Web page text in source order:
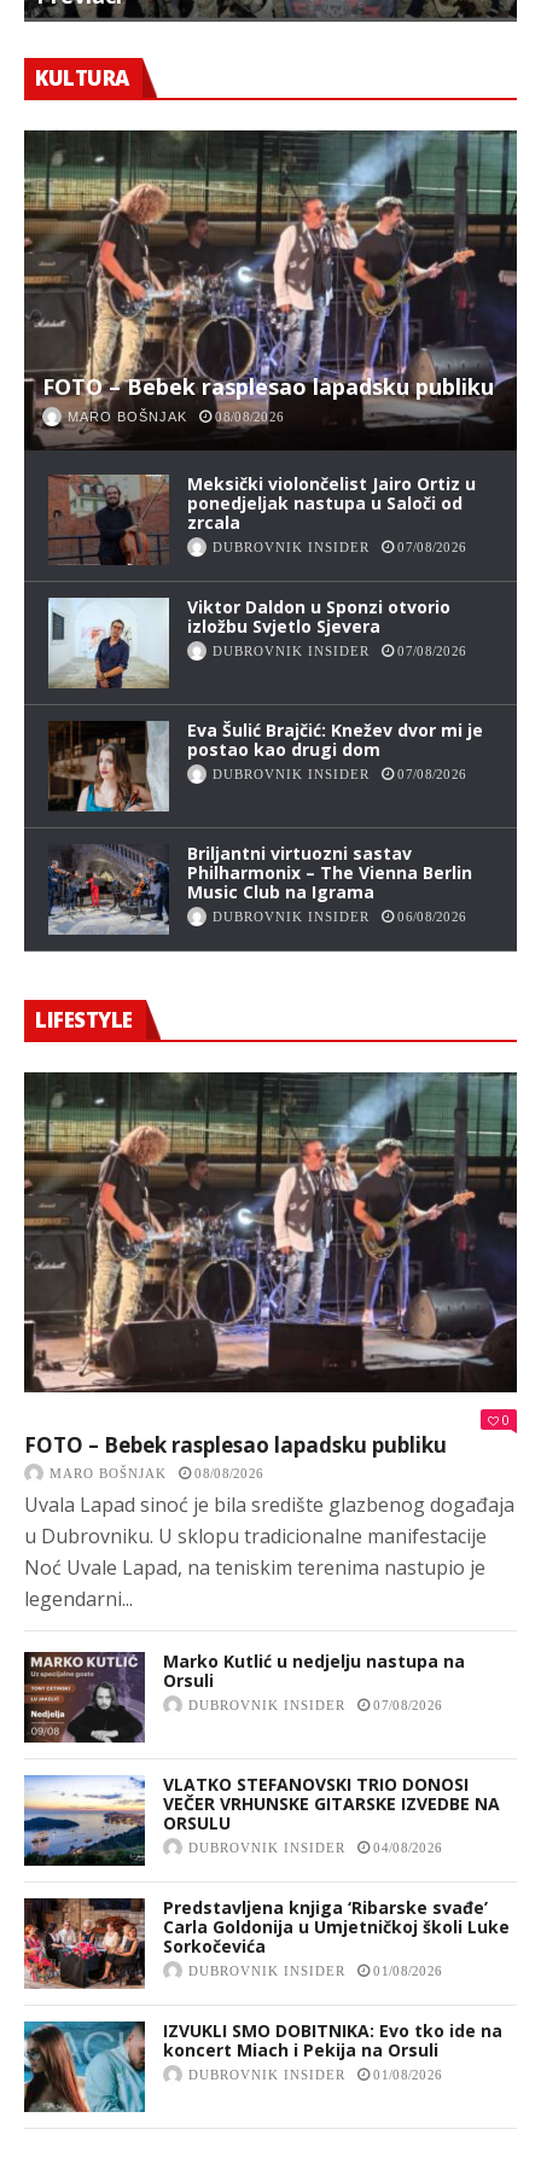
KULTURA
FOTO – Bebek rasplesao lapadsku publiku
MARO BOŠNJAK 08/08/2026
Meksički violončelist Jairo Ortiz u
ponedjeljak nastupa u Saloči od
zrcala
DUBROVNIK INSIDER 07/08/2026
Viktor Daldon u Sponzi otvorio
izložbu Svjetlo Sjevera
DUBROVNIK INSIDER 07/08/2026
Eva Šulić Brajčić: Knežev dvor mi je
postao kao drugi dom
DUBROVNIK INSIDER 07/08/2026
Briljantni virtuozni sastav
Philharmonix – The Vienna Berlin
Music Club na Igrama
DUBROVNIK INSIDER 06/08/2026
LIFESTYLE
0
FOTO – Bebek rasplesao lapadsku publiku
MARO BOŠNJAK 08/08/2026
Uvala Lapad sinoć je bila središte glazbenog događaja
u Dubrovniku. U sklopu tradicionalne manifestacije
Noć Uvale Lapad, na teniskim terenima nastupio je
legendarni...
Marko Kutlić u nedjelju nastupa na
Orsuli
DUBROVNIK INSIDER 07/08/2026
VLATKO STEFANOVSKI TRIO DONOSI
VEČER VRHUNSKE GITARSKE IZVEDBE NA
ORSULU
DUBROVNIK INSIDER 04/08/2026
Predstavljena knjiga ‘Ribarske svađe’
Carla Goldonija u Umjetničkoj školi Luke
Sorkočevića
DUBROVNIK INSIDER 01/08/2026
IZVUKLI SMO DOBITNIKA: Evo tko ide na
koncert Miach i Pekija na Orsuli
DUBROVNIK INSIDER 01/08/2026